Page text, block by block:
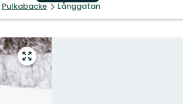
Pulkabacke Långgatan
Gå
till
helskärmsläge